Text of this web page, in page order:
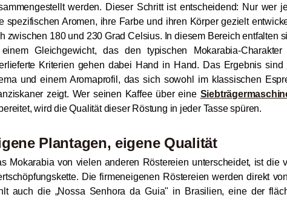
werden. Dieser Schritt ist entscheidend: Nur wer
spezifischen Aromen, ihre Farbe und ihren Körper gezielt
zwischen 180 und 230 Grad Celsius. In diesem Bereich entfalten
Gleichgewicht, das den typischen Mokarabia-
Kriterien gehen dabei Hand in Hand. Das Ergebnis sind
und einem Aromaprofil, das sich sowohl im klassischen
zeigt. Wer seinen Kaffee über eine
wird die Qualität dieser Röstung in jeder Tasse spüren.
Plantagen, eigene Qualität
Mokarabia von vielen anderen Röstereien unterscheidet, ist die
Die firmeneigenen Röstereien werden direkt
auch die „Nossa Senhora da Guia" in Brasilien, eine der